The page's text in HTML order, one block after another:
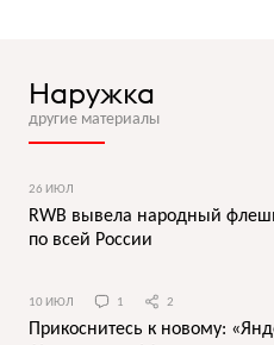
Наружка
другие материалы
26 ИЮЛ
RWB вывела народный
по всей России
10 ИЮЛ 1 2
Прикоснитесь к новому: